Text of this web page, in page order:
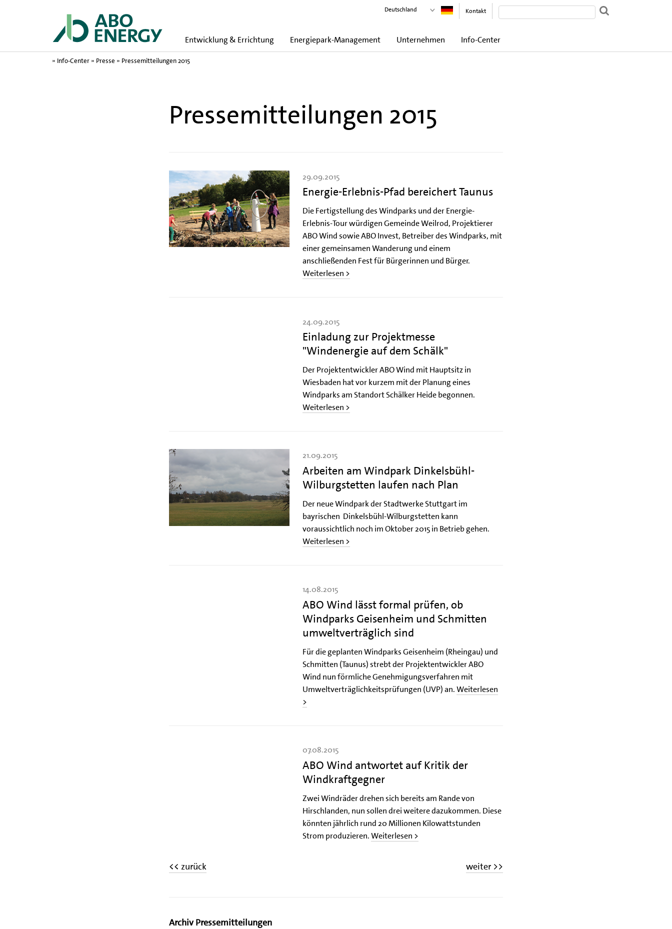
Entwicklung & Errichtung Energiepark-Management Unternehmen Info-Center
Deutschland Kontakt
» Info-Center » Presse » Pressemitteilungen 2015
Pressemitteilungen 2015
29.09.2015
Energie-Erlebnis-Pfad bereichert Taunus
Die Fertigstellung des Windparks und der Energie-
Erlebnis-Tour würdigen Gemeinde Weilrod, Projektierer
ABO Wind sowie ABO Invest, Betreiber des Windparks, mit
einer gemeinsamen Wanderung und einem
anschließenden Fest für Bürgerinnen und Bürger.
Weiterlesen >
24.09.2015
Einladung zur Projektmesse
"Windenergie auf dem Schälk"
Der Projektentwickler ABO Wind mit Hauptsitz in
Wiesbaden hat vor kurzem mit der Planung eines
Windparks am Standort Schälker Heide begonnen.
Weiterlesen >
21.09.2015
Arbeiten am Windpark Dinkelsbühl-
Wilburgstetten laufen nach Plan
Der neue Windpark der Stadtwerke Stuttgart im
bayrischen Dinkelsbühl-Wilburgstetten kann
voraussichtlich noch im Oktober 2015 in Betrieb gehen.
Weiterlesen >
14.08.2015
ABO Wind lässt formal prüfen, ob
Windparks Geisenheim und Schmitten
umweltverträglich sind
Für die geplanten Windparks Geisenheim (Rheingau) und
Schmitten (Taunus) strebt der Projektentwickler ABO
Wind nun förmliche Genehmigungsverfahren mit
Umweltverträglichkeitsprüfungen (UVP) an.Weiterlesen
>
07.08.2015
ABO Wind antwortet auf Kritik der
Windkraftgegner
Zwei Windräder drehen sich bereits am Rande von
Hirschlanden, nun sollen drei weitere dazukommen. Diese
könnten jährlich rund 20 Millionen Kilowattstunden
Strom produzieren.Weiterlesen >
<< zurück weiter >>
Archiv Pressemitteilungen